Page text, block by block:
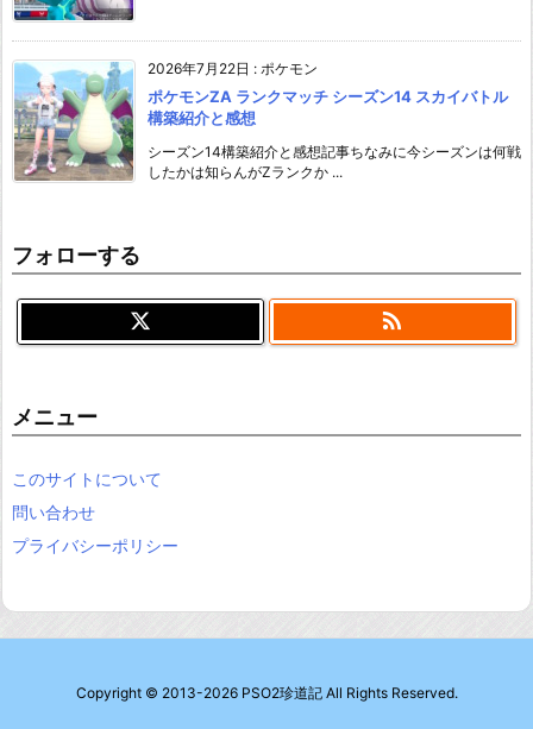
2026年7月22日 : ポケモン
ポケモンZA ランクマッチ シーズン14 スカイバトル
構築紹介と感想
シーズン14構築紹介と感想記事ちなみに今シーズンは何戦
したかは知らんがZランクか ...
フォローする

メニュー
このサイトについて
問い合わせ
プライバシーポリシー
Copyright © 2013-2026 PSO2珍道記All Rights Reserved.